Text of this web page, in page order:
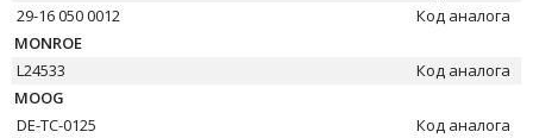
29-16 050 0012
Код аналога
MONROE
L24533
Код аналога
MOOG
DE-TC-0125
Код аналога